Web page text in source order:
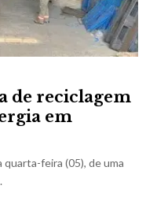
de reciclagem
em
feira (05), de uma